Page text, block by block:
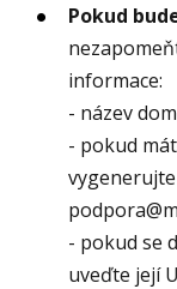
Pokud
informace:
- název
- pokud
- pokud se
uveďte její